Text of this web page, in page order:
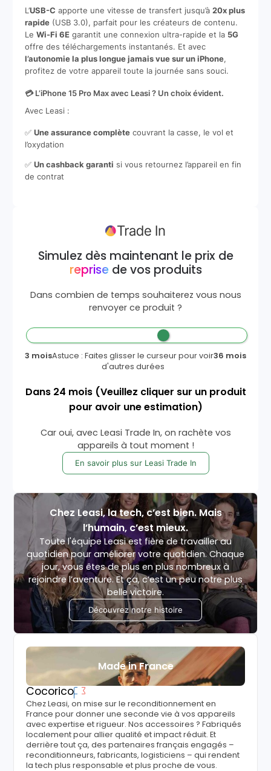
L’USB-C apporte une vitesse de transfert jusqu’à 20x plus
rapide(USB 3.0), parfait pour les créateurs de contenu.
Le Wi-Fi 6Egarantit une connexion ultra-rapide et la 5G
offre des téléchargements instantanés. Et avec
l’autonomie la plus longue jamais vue sur un iPhone,
profitez de votre appareil toute la journée sans souci.
💳 L’iPhone 15 Pro Max avec Leasi ? Un choix évident.
Avec Leasi :
✅ Une assurance complètecouvrant la casse, le vol et
l’oxydation
✅ Un cashback garanti si vous retournez l’appareil en fin
de contrat
Simulez dès maintenant le prix de
reprisede vos produits
Dans combien de temps souhaiterez vous nous
renvoyer ce produit ?
3 moisAstuce : Faites glisser le curseur pour voir
d'autres durées
36 mois
Dans 24 mois (Veuillez cliquer sur un produit
pour avoir une estimation)
Car oui, avec Leasi Trade In, on rachète vos
appareils à tout moment !
En savoir plus sur Leasi Trade In
Chez Leasi, la tech, c’est bien. Mais
l’humain, c’est mieux.
Toute l'équipe Leasi est fière de travailler au
quotidien pour améliorer votre quotidien. Chaque
jour, vous êtes de plus en plus nombreux à
rejoindre l’aventure. Et ça, c’est un peu notre plus
belle victoire.
Découvrez notre histoire
Made in France
Cocorico
Chez Leasi, on mise sur le reconditionnement en
France pour donner une seconde vie à vos appareils
avec expertise et rigueur. Nos accessoires ? Fabriqués
localement pour allier qualité et impact réduit. Et
derrière tout ça, des partenaires français engagés –
reconditionneurs, fabricants, logisticiens – qui rendent
la tech plus responsable et plus proche de vous.